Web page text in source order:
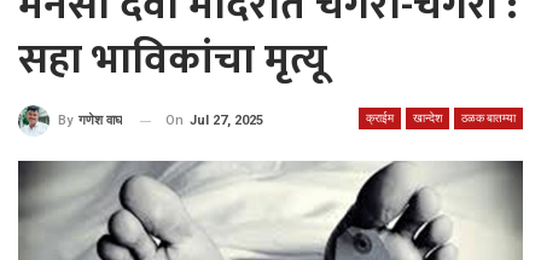
सहा भाविकांचा मृत्यू
क्राईम खान्देश ठळक बातम्या
By गणेश वाघ On Jul 27, 2025